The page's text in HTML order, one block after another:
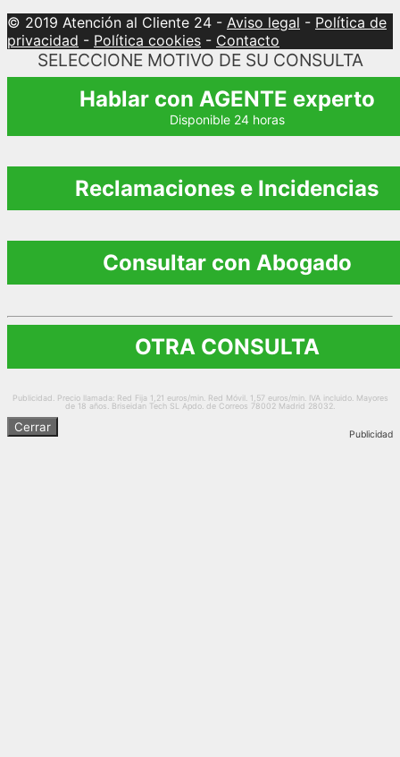
© 2019 Atención al Cliente 24 - Aviso legal - Política de
privacidad - Política cookies - Contacto
SELECCIONE MOTIVO DE SU CONSULTA
Hablar con AGENTE experto
Disponible 24 horas
Reclamaciones e Incidencias
Consultar con Abogado
OTRA CONSULTA
Publicidad. Precio llamada: Red Fija 1,21 euros/min. Red Móvil. 1,57 euros/min. IVA incluido. Mayores
de 18 años. Briseidan Tech SL Apdo. de Correos 78002 Madrid 28032.
Publicidad
Cerrar